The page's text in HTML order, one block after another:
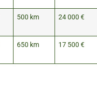
500 km 24 000 €
650 km 17 500 €